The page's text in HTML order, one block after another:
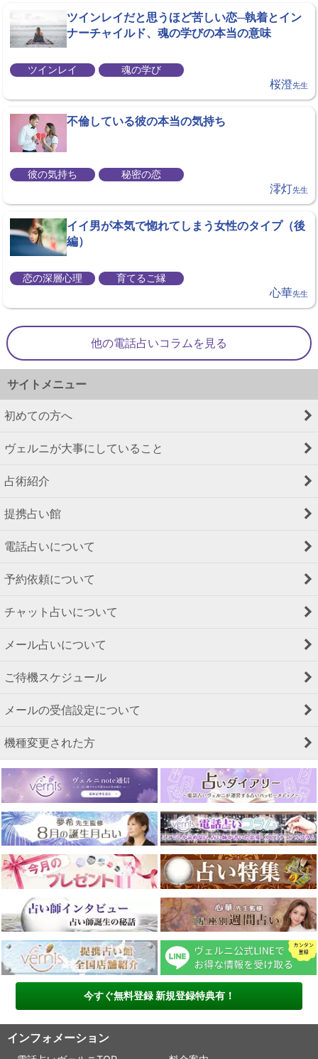
ツインレイだと思うほど苦しい恋─執着とイン
ナーチャイルド、魂の学びの本当の意味
ツインレイ 魂の学び
桜澄先生
不倫している彼の本当の気持ち
彼の気持ち 秘密の恋
澪灯先生
イイ男が本気で惚れてしまう女性のタイプ（後
編）
恋の深層心理 育てるご縁
心華先生
他の電話占いコラムを見る
サイトメニュー
初めての方へ
ヴェルニが大事にしていること
占術紹介
提携占い館
電話占いについて
予約依頼について
チャット占いについて
メール占いについて
ご待機スケジュール
メールの受信設定について
機種変更された方
今すぐ無料登録 新規登録特典有！
インフォメーション